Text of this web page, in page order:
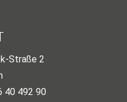
Straße 2
40 492 90